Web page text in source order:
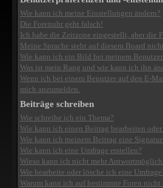
Wie kann ich meine Einstellungen ändern?
Die Forenuhr geht falsch!
Ich habe die Zeitzone eingestellt, aber die
Meine Sprache steht auf diesem Board
Wie kann ich ein Bild bei meinem
Was ist mein Rang und wie kann ich ihn
Wenn ich bei einem Benutzer auf den E-
mich anzumelden.
Beiträge schreiben
Wie schreibe ich ein Thema?
Wie kann ich einen Beitrag bearbeiten oder
Wie kann ich meinem Beitrag eine
Wie kann ich eine Umfrage erstellen?
Wieso kann ich nicht mehr
Wie bearbeite oder lösche ich eine
Warum kann ich auf bestimmte Foren nicht